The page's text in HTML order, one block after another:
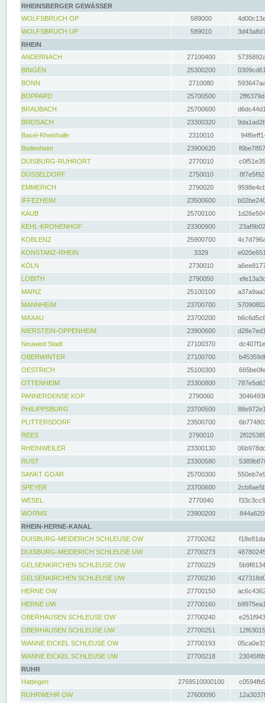
RHEINSBERGER GEWÄSSER
WOLFSBRUCH OP
589000
WOLFSBRUCH UP
589010
RHEIN
ANDERNACH
27100400
BINGEN
25300200
BONN
2710080
BOPPARD
25700500
BRAUBACH
25700600
BREISACH
23300320
Basel-Rheinhalle
2310010
Bodenheim
23900620
DUISBURG-RUHRORT
2770010
DÜSSELDORF
2750010
EMMERICH
2790020
IFFEZHEIM
23500600
KAUB
25700100
KEHL-KRONENHOF
23300900
KOBLENZ
25900700
KONSTANZ-RHEIN
3329
KÖLN
2730010
LOBITH
2790050
MAINZ
25100100
MANNHEIM
23700700
MAXAU
23700200
NIERSTEIN-OPPENHEIM
23900600
Neuwied Stadt
27100370
OBERWINTER
27100700
OESTRICH
25100300
OTTENHEIM
23300800
PANNERDENSE KOP
2790060
PHILIPPSBURG
23700500
PLITTERSDORF
23500700
REES
2790010
RHEINWEILER
23300130
RUST
23300580
SANKT GOAR
25700300
SPEYER
23700600
WESEL
2770040
WORMS
23900200
RHEIN-HERNE-KANAL
DUISBURG-MEIDERICH SCHLEUSE OW
27700262
DUISBURG-MEIDERICH SCHLEUSE UW
27700273
GELSENKIRCHEN SCHLEUSE OW
27700229
GELSENKIRCHEN SCHLEUSE UW
27700230
HERNE OW
27700150
HERNE UW
27700160
OBERHAUSEN SCHLEUSE OW
27700240
OBERHAUSEN SCHLEUSE UW
27700251
WANNE EICKEL SCHLEUSE OW
27700193
WANNE EICKEL SCHLEUSE UW
27700218
RUHR
Hattingen
2769510000100
RUHRWEHR OW
27600090